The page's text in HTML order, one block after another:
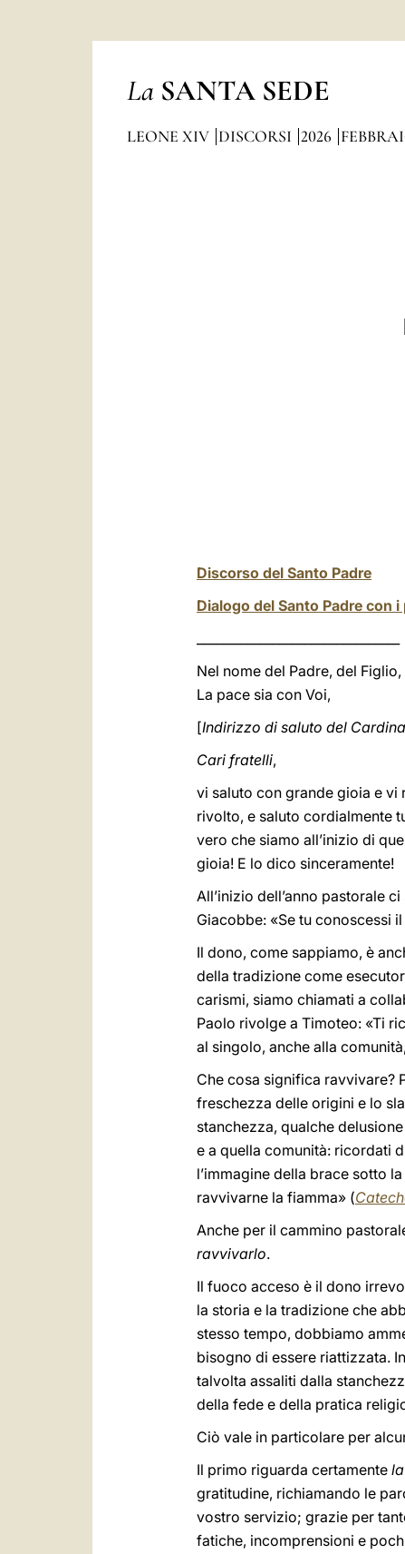
La SANTA SEDE
LEONE XIV DISCORSI 2026
Discorso del Santo Padre
Dialogo del Santo Padre con
Nel nome del Padre, del
La pace sia con Voi,
[Indirizzo di saluto del
Cari fratelli,
vi saluto con grande gioia e vi
rivolto, e saluto cordialmente
vero che siamo all’inizio di
gioia! E lo dico sinceramente!
All’inizio dell’anno pastorale
Giacobbe: «Se tu conoscessi
Il dono, come sappiamo, è
della tradizione come
carismi, siamo chiamati a
Paolo rivolge a Timoteo: «Ti
al singolo, anche alla
Che cosa significa ravvivare?
freschezza delle origini e lo
stanchezza, qualche
e a quella comunità: ricordati
l’immagine della brace sotto
ravvivarne la fiamma» (
Anche per il cammino
ravvivarlo.
Il fuoco acceso è il dono
la storia e la tradizione che
stesso tempo, dobbiamo
bisogno di essere riattizzata.
talvolta assaliti dalla
della fede e della pratica
Ciò vale in particolare per
Il primo riguarda certamente
gratitudine, richiamando le
vostro servizio; grazie per
fatiche, incomprensioni e